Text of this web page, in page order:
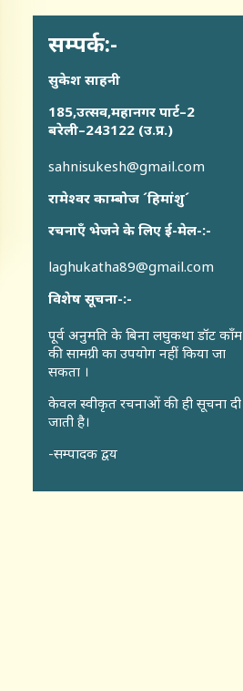
सम्पर्क:-
सुकेश साहनी
185,उत्सव,महानगर पार्ट–2
बरेली–243122 (उ.प्र.)
sahnisukesh@gmail.com
रामेश्वर काम्बोज ´हिमांशु´
रचनाएँ भेजने के लिए ई-मेल-:-
laghukatha89@gmail.com
विशेष सूचना-:-
पूर्व अनुमति के बिना लघुकथा डॉट कॉंम
की सामग्री का उपयोग नहीं किया जा
सकता ।
केवल स्वीकृत रचनाओं की ही सूचना दी
जाती है।
-सम्पादक द्वय